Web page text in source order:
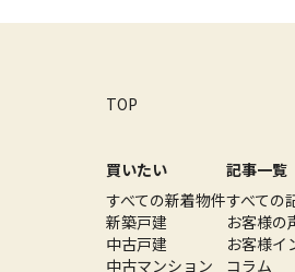
TOP
買いたい
すべての新着物件
新築戸建
中古戸建
中古マンション
記事一覧
すべての
お客様の
お客様イ
コラム